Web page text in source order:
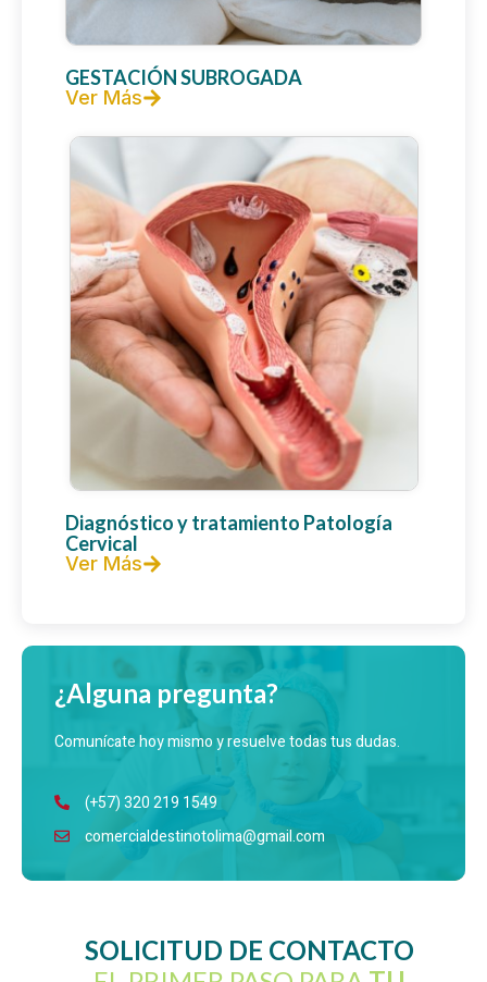
GESTACIÓN SUBROGADA
Ver Más
Diagnóstico y tratamiento Patología
Cervical
Ver Más
¿Alguna pregunta?
Comunícate hoy mismo y resuelve todas tus dudas.
(+57) 320 219 1549
comercialdestinotolima@gmail.com
SOLICITUD DE CONTACTO